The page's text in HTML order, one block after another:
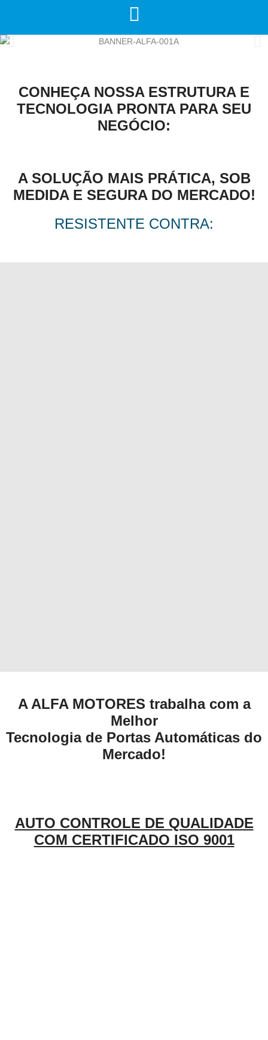
CONHEÇA NOSSA ESTRUTURA E
TECNOLOGIA PRONTA PARA SEU
NEGÓCIO:
A SOLUÇÃO MAIS PRÁTICA, SOB
MEDIDA E SEGURA DO MERCADO!
RESISTENTE CONTRA:
A ALFA MOTORES trabalha com a
Melhor
Tecnologia de Portas Automáticas do
Mercado!
AUTO CONTROLE DE QUALIDADE
COM CERTIFICADO ISO 9001